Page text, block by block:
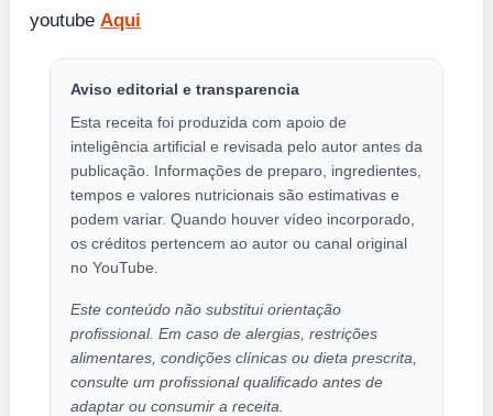
youtube Aqui
Aviso editorial e transparencia
Esta receita foi produzida com apoio de
inteligência artificial e revisada pelo autor antes da
publicação. Informações de preparo, ingredientes,
tempos e valores nutricionais são estimativas e
podem variar. Quando houver vídeo incorporado,
os créditos pertencem ao autor ou canal original
no YouTube.
Este conteúdo não substitui orientação
profissional. Em caso de alergias, restrições
alimentares, condições clínicas ou dieta prescrita,
consulte um profissional qualificado antes de
adaptar ou consumir a receita.